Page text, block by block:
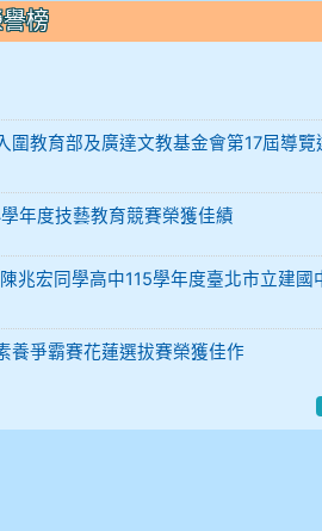
榜
教育部及廣達文教基金會第17屆導覽
年度技藝教育競賽榮獲佳績
宏同學高中115學年度臺北市立建國
爭霸賽花蓮選拔賽榮獲佳作